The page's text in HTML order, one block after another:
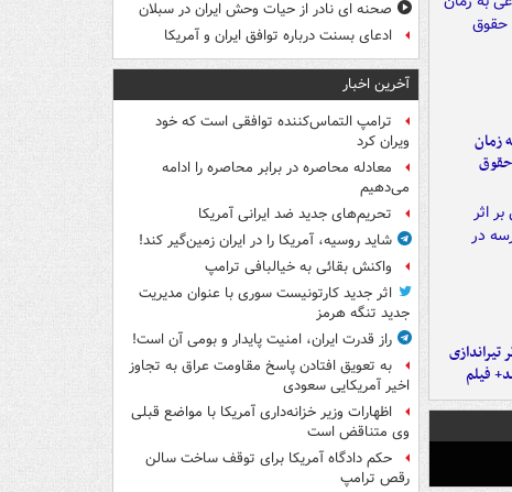
زمان
تیراندازی
فیلم
صحنه ای نادر از حیات وحش ایران در سبلان
ادعای بسنت درباره توافق ایران و آمریکا
آخرین اخبار
ترامپ التماس‌کننده توافقی است که خود
ویران کرد
معادله محاصره در برابر محاصره را ادامه
می‌دهیم
تحریم‌های جدید ضد ایرانی آمریکا
شاید روسیه، آمریکا را در ایران زمین‌گیر کند!
واکنش بقائی به خیالبافی ترامپ
اثر جدید کارتونیست سوری با عنوان مدیریت
جدید تنگه هرمز
راز قدرت ایران، امنیت پایدار و بومی آن است!
به تعویق افتادن پاسخ مقاومت عراق به تجاوز
اخیر آمریکایی سعودی
اظهارات وزیر خزانه‌داری آمریکا با مواضع قبلی
وی متناقض است
حکم دادگاه آمریکا برای توقف ساخت سالن
رقص ترامپ